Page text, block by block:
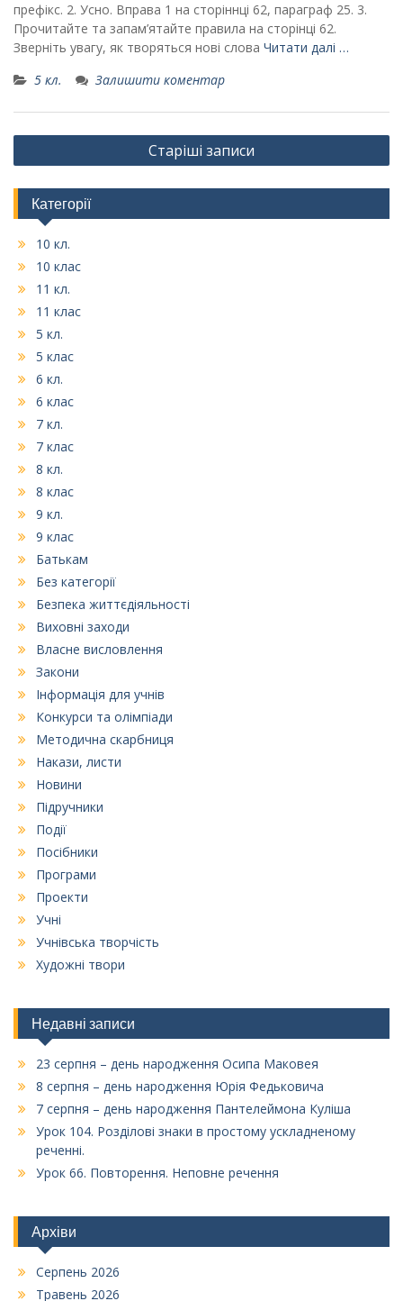
префікс. 2. Усно. Вправа 1 на сторіннці 62, параграф 25. 3.
Прочитайте та запам’ятайте правила на сторінці 62.
Зверніть увагу, як творяться нові слова Читати далі …
5 кл.
Залишити коментар
Навігація
записів
Старіші записи
Категорії
10 кл.
10 клас
11 кл.
11 клас
5 кл.
5 клас
6 кл.
6 клас
7 кл.
7 клас
8 кл.
8 клас
9 кл.
9 клас
Батькам
Без категорії
Безпека життєдіяльності
Виховні заходи
Власне висловлення
Закони
Інформація для учнів
Конкурси та олімпіади
Методична скарбниця
Накази, листи
Новини
Підручники
Події
Посібники
Програми
Проекти
Учні
Учнівська творчість
Художні твори
Недавні записи
23 серпня – день народження Осипа Маковея
8 серпня – день народження Юрія Федьковича
7 серпня – день народження Пантелеймона Куліша
Урок 104. Розділові знаки в простому ускладненому
реченні.
Урок 66. Повторення. Неповне речення
Архіви
Серпень 2026
Травень 2026